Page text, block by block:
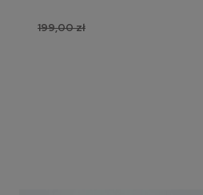
199,00 zł